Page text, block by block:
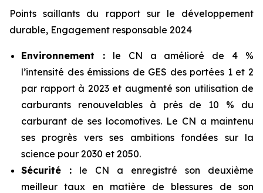
Points saillants du rapport sur le développement
durable, Engagement responsable 2024
Environnement :le CN a amélioré de 4 %
l’intensité des émissions de GES des portées 1 et 2
par rapport à 2023 et augmenté son utilisation de
carburants renouvelables à près de 10 % du
carburant de ses locomotives. Le CN a maintenu
ses progrès vers ses ambitions fondées sur la
science pour 2030 et 2050.
Sécurité : le CN a enregistré son deuxième
meilleur taux en matière de blessures de son